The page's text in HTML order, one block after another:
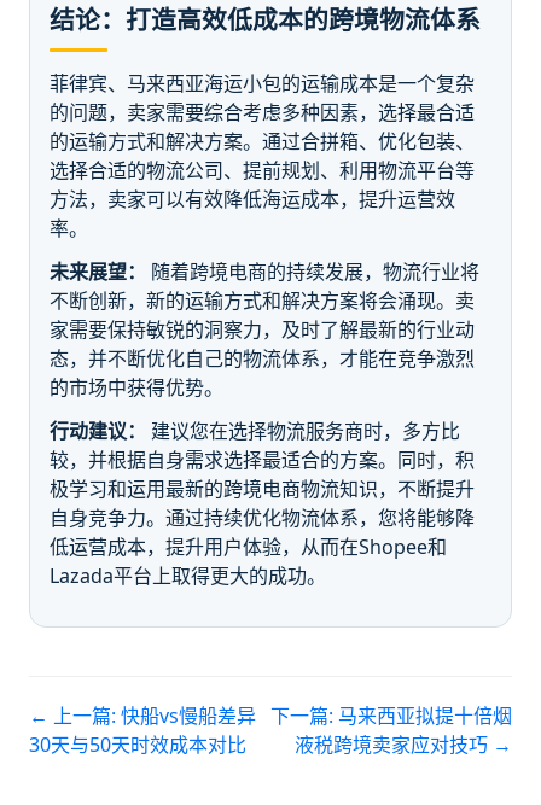
结论：打造高效低成本的跨境物流体系
菲律宾、马来西亚海运小包的运输成本是一个复杂
的问题，卖家需要综合考虑多种因素，选择最合适
的运输方式和解决方案。通过合拼箱、优化包装、
选择合适的物流公司、提前规划、利用物流平台等
方法，卖家可以有效降低海运成本，提升运营效
率。
未来展望：
随着跨境电商的持续发展，物流行业将
不断创新，新的运输方式和解决方案将会涌现。卖
家需要保持敏锐的洞察力，及时了解最新的行业动
态，并不断优化自己的物流体系，才能在竞争激烈
的市场中获得优势。
行动建议：
建议您在选择物流服务商时，多方比
较，并根据自身需求选择最适合的方案。同时，积
极学习和运用最新的跨境电商物流知识，不断提升
自身竞争力。通过持续优化物流体系，您将能够降
低运营成本，提升用户体验，从而在Shopee和
Lazada平台上取得更大的成功。
← 上一篇: 快船vs慢船差异
30天与50天时效成本对比
下一篇: 马来西亚拟提十倍烟
液税跨境卖家应对技巧 →